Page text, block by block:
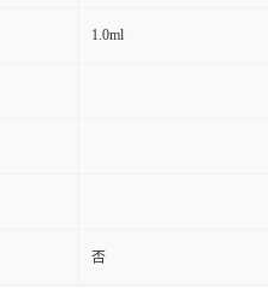
1.0ml
否